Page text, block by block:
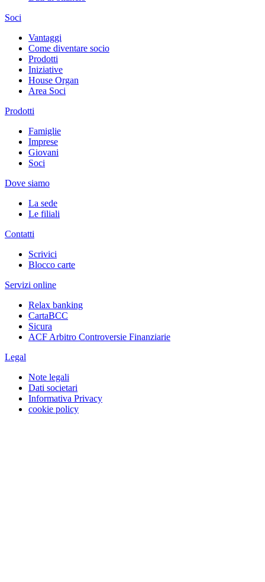
Soci
Vantaggi
Come diventare socio
Prodotti
Iniziative
House Organ
Area Soci
Prodotti
Famiglie
Imprese
Giovani
Soci
Dove siamo
La sede
Le filiali
Contatti
Scrivici
Blocco carte
Servizi online
Relax banking
CartaBCC
Sicura
ACF Arbitro Controversie Finanziarie
Legal
Note legali
Dati societari
Informativa Privacy
cookie policy